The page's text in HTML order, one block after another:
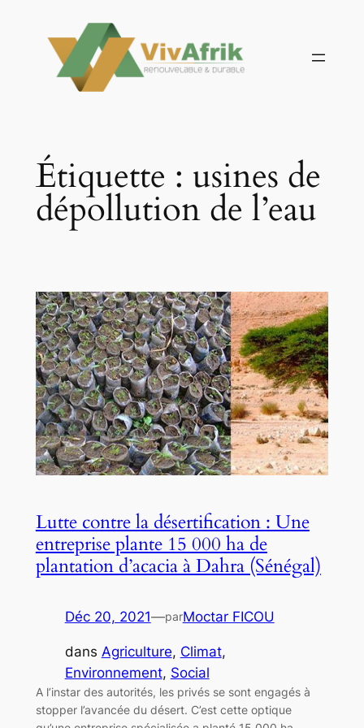
contenu
Étiquette : usines de
dépollution de l’eau
Lutte contre la désertification : Une
entreprise plante 15 000 ha de
plantation d’acacia à Dahra (Sénégal)
Déc 20, 2021—parMoctar FICOU
dans Agriculture, Climat
Environnement, Social
A l’instar des autorités, les privés se sont engagés à
stopper l’avancée du désert. C’est cette optique